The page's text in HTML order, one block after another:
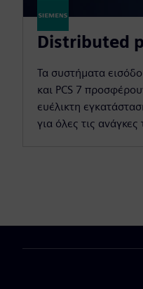
Distributed
Τα συστήματα
και PCS 7
ευέλικτη
για όλες τις